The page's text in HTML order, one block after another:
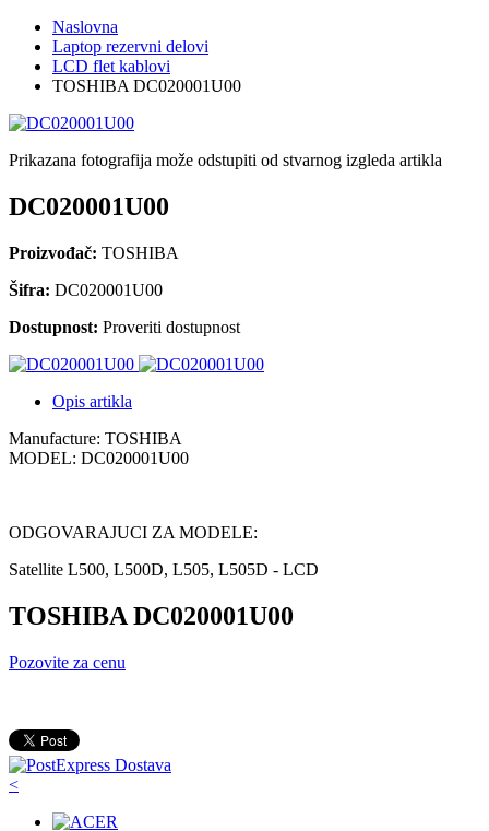
Naslovna
Laptop rezervni delovi
LCD flet kablovi
TOSHIBA DC020001U00
Prikazana fotografija može odstupiti od stvarnog izgleda artikla
DC020001U00
Proizvođač: TOSHIBA
Šifra: DC020001U00
Dostupnost: Proveriti dostupnost
Opis artikla
Manufacture: TOSHIBA
MODEL: DC020001U00
ODGOVARAJUCI ZA MODELE:
Satellite L500, L500D, L505, L505D - LCD
TOSHIBA DC020001U00
Pozovite za cenu
<